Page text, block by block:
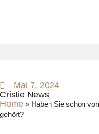
Mai 7, 2024
Cristie News
Home » Haben Sie schon
gehört?